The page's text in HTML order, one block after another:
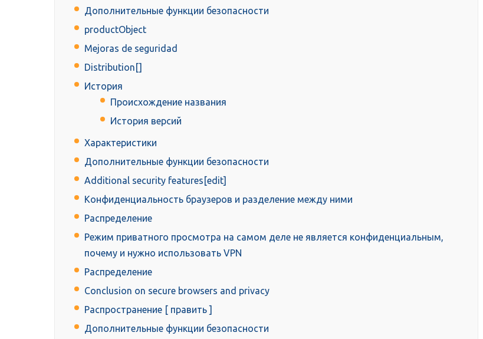
Дополнительные функции безопасности
productObject
Mejoras de seguridad
Distribution[]
История
Происхождение названия
История версий
Характеристики
Дополнительные функции безопасности
Additional security features[edit]
Конфиденциальность браузеров и разделение между ними
Распределение
Режим приватного просмотра на самом деле не является конфиденциальным,
почему и нужно использовать VPN
Распределение
Conclusion on secure browsers and privacy
Распространение [ править ]
Дополнительные функции безопасности